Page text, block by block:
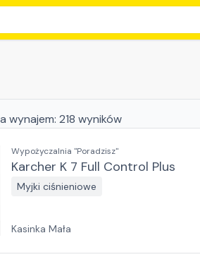
wynajem: 218 wyników
Wypożyczalnia "Poradzisz"
Karcher K 7 Full Control Plus
Myjki ciśnieniowe
Kasinka Mała